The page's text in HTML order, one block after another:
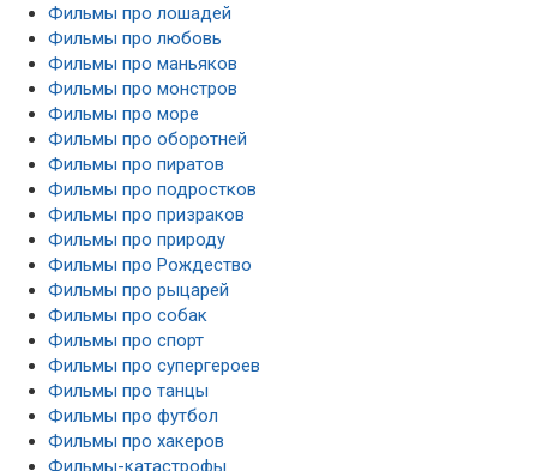
Фильмы про лошадей
Фильмы про любовь
Фильмы про маньяков
Фильмы про монстров
Фильмы про море
Фильмы про оборотней
Фильмы про пиратов
Фильмы про подростков
Фильмы про призраков
Фильмы про природу
Фильмы про Рождество
Фильмы про рыцарей
Фильмы про собак
Фильмы про спорт
Фильмы про супергероев
Фильмы про танцы
Фильмы про футбол
Фильмы про хакеров
Фильмы-катастрофы